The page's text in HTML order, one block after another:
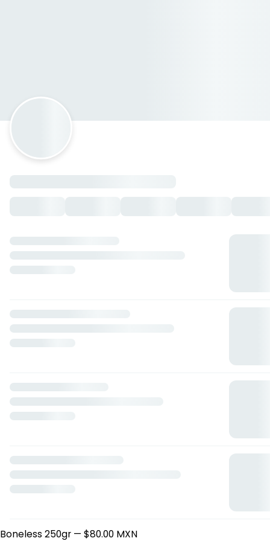
WINGS AND DESERTS 👑
Boulevard Usbi 1604, Córdoba, Veracruz de Ignacio de la
Llave
Horario: lunes de 10:00 a 12:30, martes de 10:00 a 12:30,
miércoles de 10:00 a 12:30, jueves de 10:00 a 12:30, viernes
de 10:00 a 12:30, sábado de 10:00 a 12:30, domingo de 10:00 a
12:30.
Wings🐣 (alitas)
Boneless 250gr — $80.00 MXN